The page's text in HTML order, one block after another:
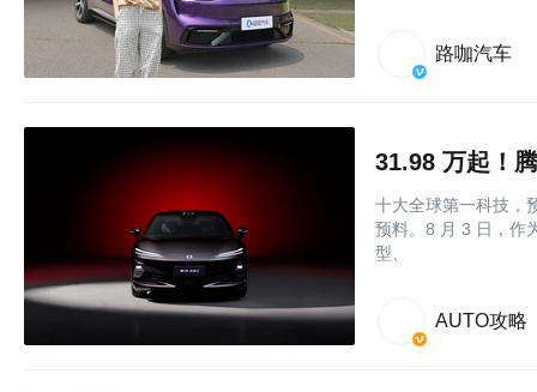
路咖汽车
31.98 万起！
十大全球第一科技，
预料。8 月 3 日，作
型、
AUTO攻略